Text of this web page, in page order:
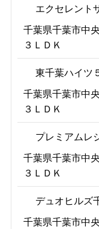
エクセレント
千葉県千葉市中
３ＬＤＫ
東千葉ハイツ
千葉県千葉市中
３ＬＤＫ
プレミアムレ
千葉県千葉市中
３ＬＤＫ
デュオヒルズ
千葉県千葉市中